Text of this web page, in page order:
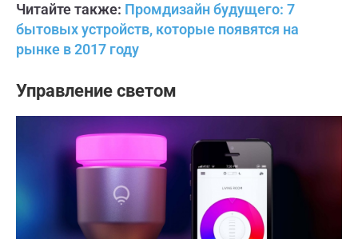
Читайте также: Промдизайн будущего: 7
бытовых устройств, которые появятся на
рынке в 2017 году
Управление светом